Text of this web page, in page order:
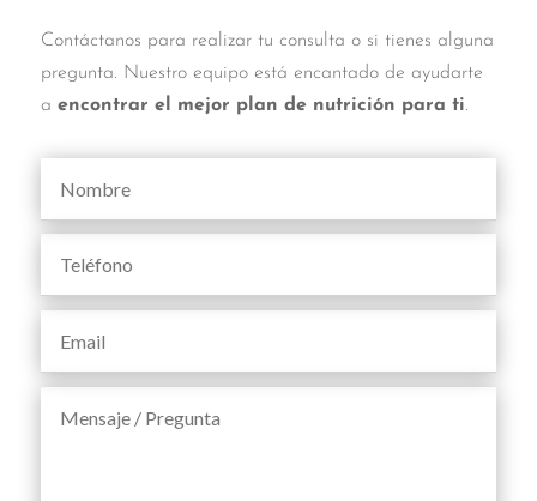
Contáctanos para realizar tu consulta o si tienes alguna
pregunta. Nuestro equipo está encantado de ayudarte
a encontrar el mejor plan de nutrición para ti.